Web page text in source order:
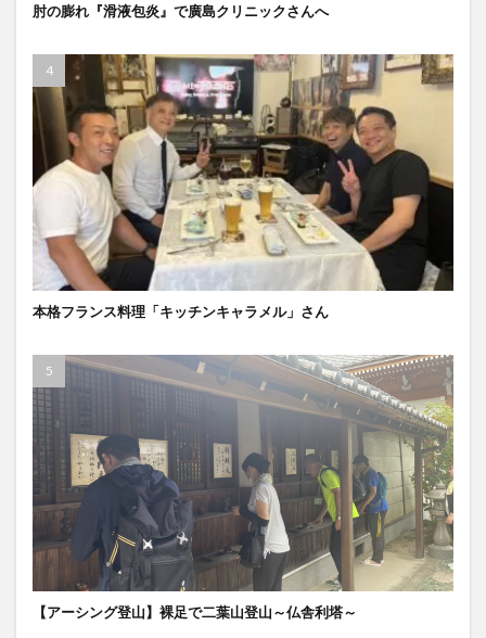
肘の膨れ『滑液包炎』で廣島クリニックさんへ
本格フランス料理「キッチンキャラメル」さん
【アーシング登山】裸足で二葉山登山～仏舎利塔～